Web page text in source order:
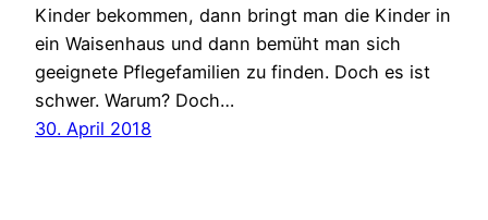
Kinder bekommen, dann bringt man die Kinder in
ein Waisenhaus und dann bemüht man sich
geeignete Pflegefamilien zu finden. Doch es ist
schwer. Warum? Doch…
30. April 2018